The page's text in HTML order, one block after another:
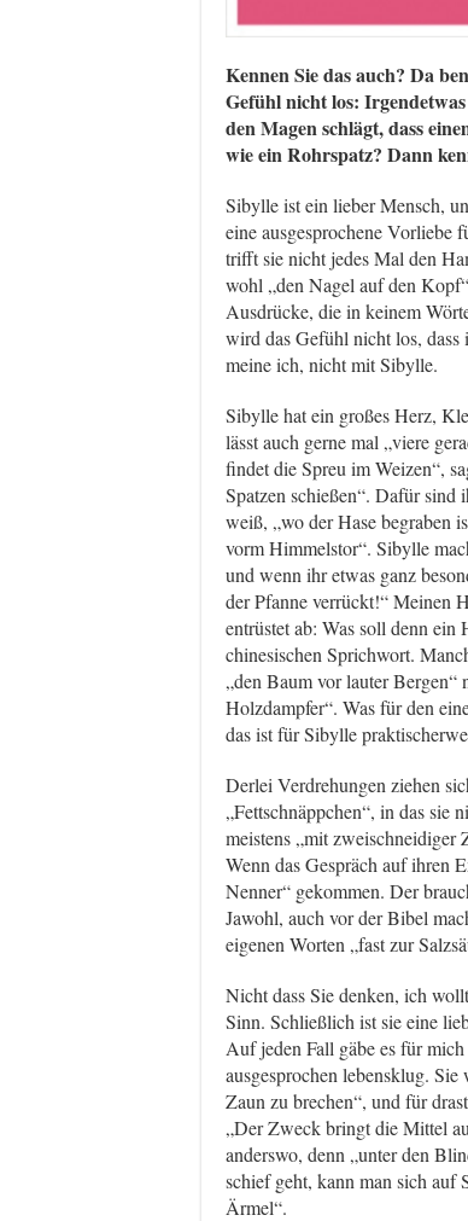
Kennen Sie das auch? Da
Gefühl nicht los:
den Magen schlägt, dass
wie ein Rohrspatz? Dann
Sibylle ist ein lieber Mensch,
eine ausgesprochene Vorliebe
trifft sie nicht jedes Mal den
wohl „den Nagel auf den
Ausdrücke, die in keinem
wird das Gefühl nicht los,
meine ich, nicht mit Sibylle.
Sibylle hat ein großes Herz,
lässt auch gerne mal „viere
findet die Spreu im Weizen“,
Spatzen schießen“. Dafür sind
weiß, „wo der Hase begraben
vorm Himmelstor“. Sibylle
und wenn ihr etwas ganz
der Pfanne verrückt!“ Meinen
entrüstet ab: Was soll denn
chinesischen Sprichwort.
„den Baum vor lauter
Holzdampfer“. Was für den
das ist für Sibylle
Derlei Verdrehungen ziehen
„Fettschnäppchen“, in das sie
meistens „mit
Wenn das Gespräch auf ihren
Nenner“ gekommen. Der
Jawohl, auch vor der Bibel
eigenen Worten „fast zur
Nicht dass Sie denken, ich
Sinn. Schließlich ist sie eine
Auf jeden Fall gäbe es für
ausgesprochen lebensklug.
Zaun zu brechen“, und für
„Der Zweck bringt die Mittel
anderswo, denn „unter den
schief geht, kann man sich auf
Ärmel“.